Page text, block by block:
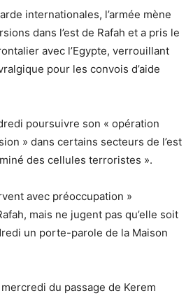
internationales, l’armée mène
dans l’est de Rafah et a pris le
avec l’Egypte, verrouillant
pour les convois d’aide
poursuivre son « opération
» dans certains secteurs de l’est
des cellules terroristes ».
avec préoccupation »
mais ne jugent pas qu’elle soit
un porte-parole de la Maison
du passage de Kerem